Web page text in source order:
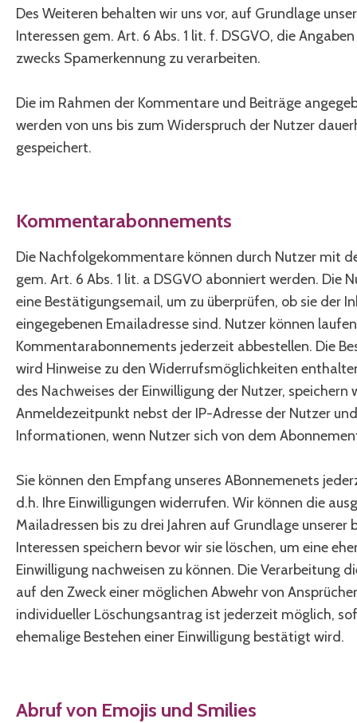
Des Weiteren behalten wir uns vor, auf Grundlage
Interessen gem. Art. 6 Abs. 1 lit. f. DSGVO, die
zwecks Spamerkennung zu verarbeiten.
Die im Rahmen der Kommentare und Beiträge
werden von uns bis zum Widerspruch der Nutzer
gespeichert.
Kommentarabonnements
Die Nachfolgekommentare können durch Nutzer mit
gem. Art. 6 Abs. 1 lit. a DSGVO abonniert werden. Die
eine Bestätigungsemail, um zu überprüfen, ob sie der
eingegebenen Emailadresse sind. Nutzer können
Kommentarabonnements jederzeit abbestellen. Die
wird Hinweise zu den Widerrufsmöglichkeiten
des Nachweises der Einwilligung der Nutzer, speichern
Anmeldezeitpunkt nebst der IP-Adresse der Nutzer
Informationen, wenn Nutzer sich von dem
Sie können den Empfang unseres ABonnemenets
d.h. Ihre Einwilligungen widerrufen. Wir können die
Mailadressen bis zu drei Jahren auf Grundlage unserer
Interessen speichern bevor wir sie löschen, um eine
Einwilligung nachweisen zu können. Die Verarbeitung
auf den Zweck einer möglichen Abwehr von
individueller Löschungsantrag ist jederzeit möglich,
ehemalige Bestehen einer Einwilligung bestätigt wird.
Abruf von Emojis und Smilies